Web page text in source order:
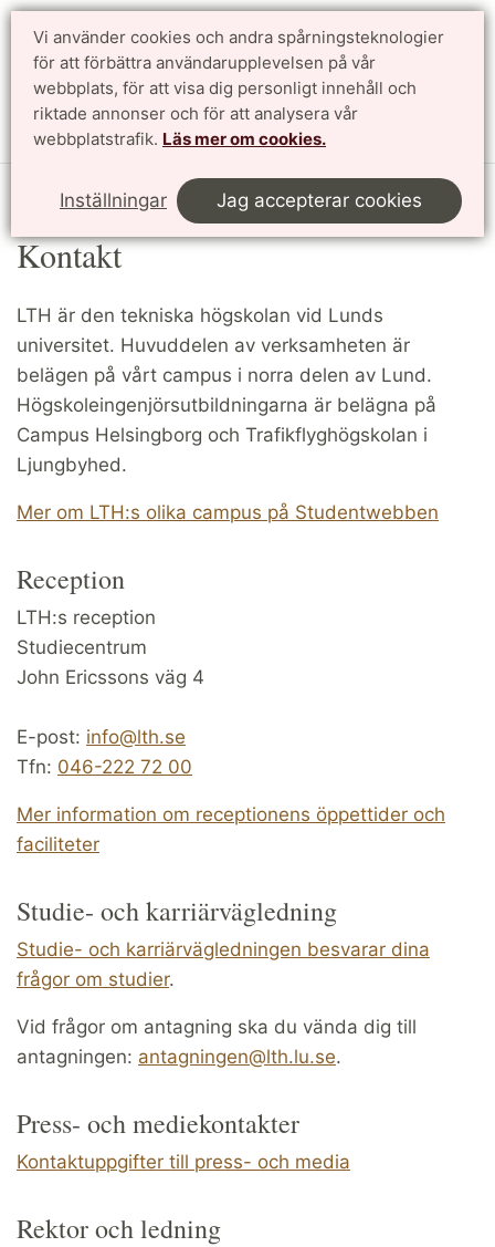
Vi använder cookies och andra spårningsteknologier
för att förbättra användarupplevelsen på vår
webbplats, för att visa dig personligt innehåll och
riktade annonser och för att analysera vår
webbplatstrafik. Läs mer om cookies.
Inställningar Jag accepterar cookies
Sök
Kontakt
LTH är den tekniska högskolan vid Lunds
universitet. Huvuddelen av verksamheten är
belägen på vårt campus i norra delen av Lund.
Högskoleingenjörsutbildningarna är belägna på
Campus Helsingborg och Trafikflyghögskolan i
Ljungbyhed.
Mer om LTH:s olika campus på Studentwebben
Reception
LTH:s reception
Studiecentrum
John Ericssons väg 4
E-post: info@lth.se
Tfn: 046-222 72 00
Mer information om receptionens öppettider och
faciliteter
Studie- och karriärvägledning
Studie- och karriärvägledningen besvarar dina
frågor om studier.
Vid frågor om antagning ska du vända dig till
antagningen: antagningen@lth.lu.se.
Press- och mediekontakter
Kontaktuppgifter till press- och media
Rektor och ledning